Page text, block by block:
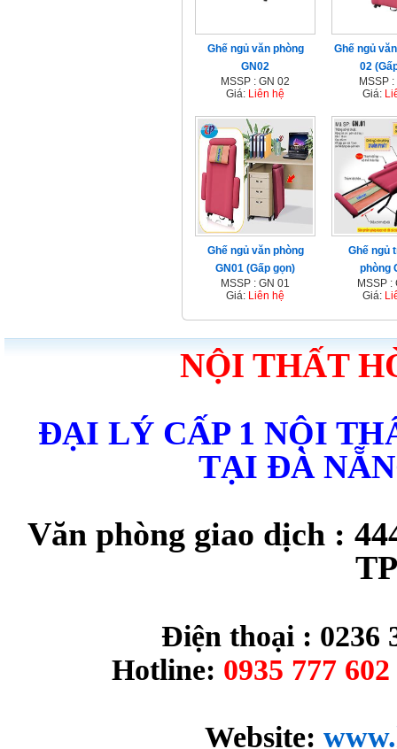
Ghế ngủ văn phòng
GN02
MSSP : GN 02
Giá: Liên hệ
Ghế ngủ
02
MSSP
Giá:
Ghế ngủ văn phòng
GN01 (Gấp gọn)
MSSP : GN 01
Giá: Liên hệ
Ghế ngủ
phòng
MSSP :
Giá:
NỘI THẤT
ĐẠI LÝ CẤP 1 NỘI
TẠI ĐÀ
Văn phòng giao dịch :
Điện thoại : 0236
Hotline: 0935 777
Website: